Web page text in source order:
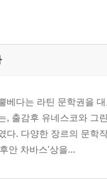
다 113
베다는 라틴 문학권을
, 출감후 유네스코와 그
다. 다양한 장르의 문학
안 차바스'상을...